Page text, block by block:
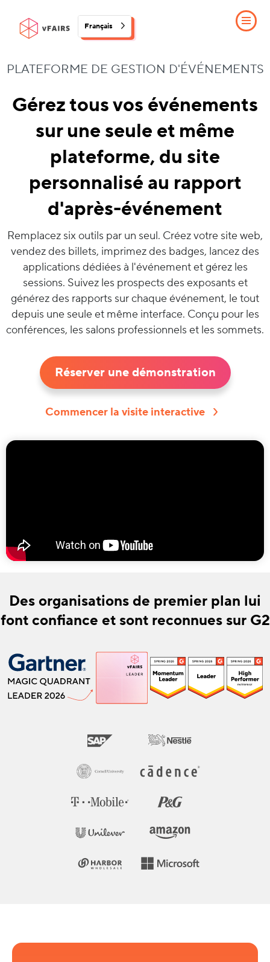
Français
PLATEFORME DE GESTION D'ÉVÉNEMENTS
Gérez tous vos événements
sur une seule et même
plateforme, du site
personnalisé au rapport
d'après-événement
Remplacez six outils par un seul. Créez votre site web,
vendez des billets, imprimez des badges, lancez des
applications dédiées à l'événement et gérez les
sessions. Suivez les prospects des exposants et
générez des rapports sur chaque événement, le tout
depuis une seule et même interface. Conçu pour les
conférences, les salons professionnels et les sommets.
Réserver une démonstration
Commencer la visite interactive
Des organisations de premier plan lui
font confiance et sont reconnues sur G2